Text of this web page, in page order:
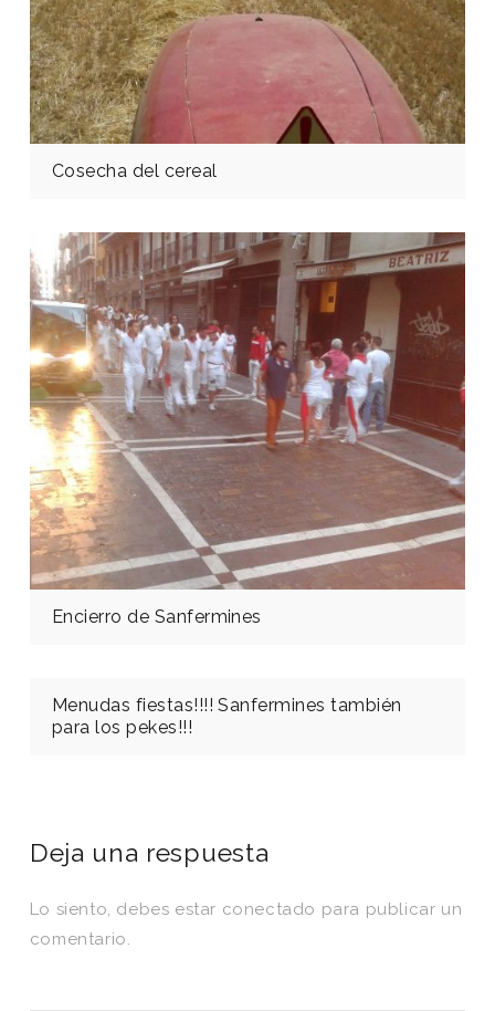
Cosecha del cereal
Encierro de Sanfermines
Menudas fiestas!!!! Sanfermines también
para los pekes!!!
Deja una respuesta
Lo siento, debes estar conectado para publicar un
comentario.